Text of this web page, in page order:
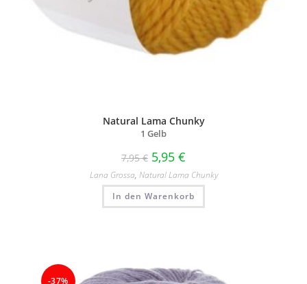
Natural Lama Chunky
1 Gelb
7,95€ 5,95 €
Lana Grossa, Natural Lama Chunky
In den Warenkorb
-37%